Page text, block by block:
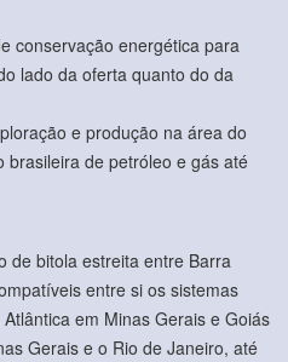
conservação energética para
lado da oferta quanto do da
e produção na área do
de petróleo e gás até
de bitola estreita entre Barra
entre si os sistemas
em Minas Gerais e Goiás
Gerais e o Rio de Janeiro, até